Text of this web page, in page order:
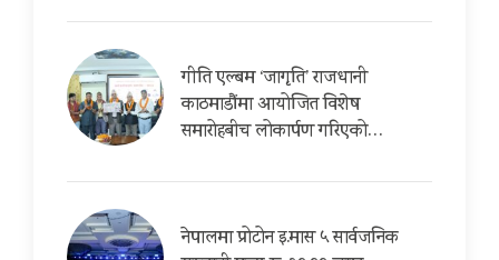
गीति एल्बम ‘जागृति’ राजधानी
काठमाडौंमा आयोजित विशेष
समारोहबीच लोकार्पण गरिएको…
नेपालमा प्रोटोन इ.मास ५ सार्वजनिक